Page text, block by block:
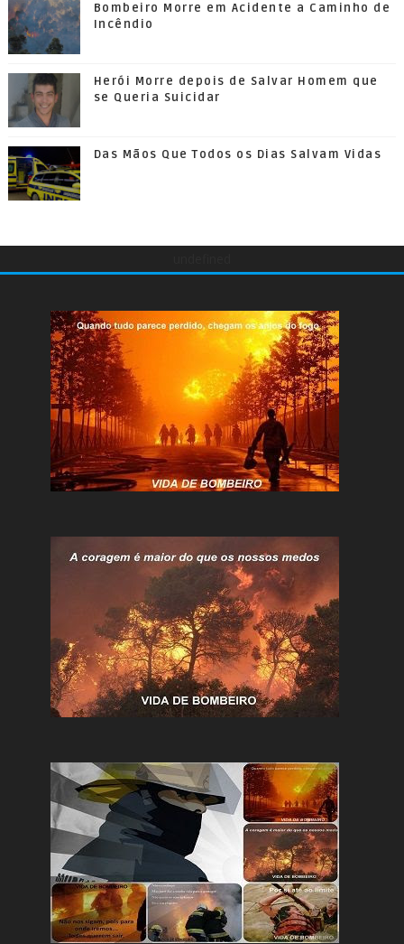
Bombeiro Morre em Acidente a Caminho de
Incêndio
Herói Morre depois de Salvar Homem que
se Queria Suicidar
Das Mãos Que Todos os Dias Salvam Vidas